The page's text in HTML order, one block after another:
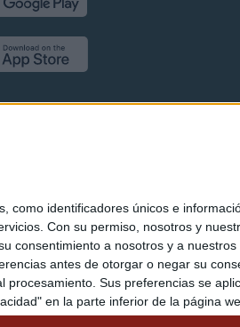
como identificadores únicos e
Con su permiso, nosotros y
consentimiento a nosotros y a
antes de otorgar o negar su
Sus preferencias se
en la parte inferior de la página